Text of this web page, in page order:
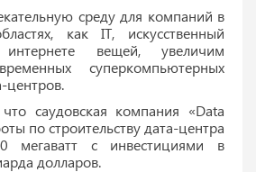
среду для компаний в
как IT, искусственный
вещей, увеличим
суперкомпьютерных
центров.
саудовская компания «Data
по строительству дата-центра
мегаватт с инвестициями в
долларов.